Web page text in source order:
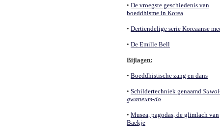
• De vroegste geschiedenis van
boeddhisme in Korea
• Dertiendelige serie Koreaanse
• De Emille Bell
Bijlagen:
• Boeddhistische zang en dans
• Schildertechniek genaamd
gwaneum-do
• Musea, pagodas, de glimlach van
Baekje